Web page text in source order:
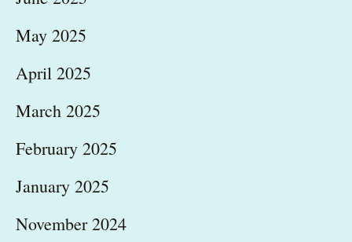
May 2025
April 2025
March 2025
February 2025
January 2025
November 2024